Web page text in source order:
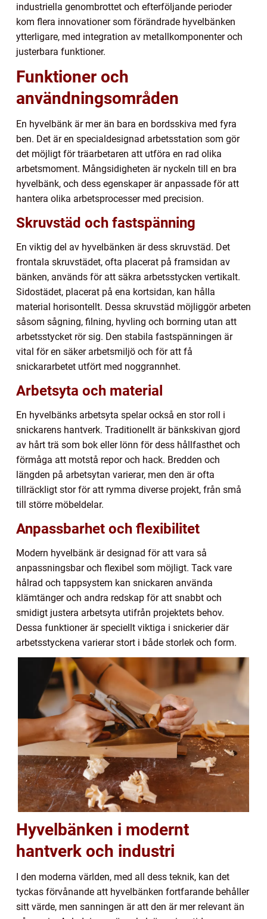
industriella genombrottet och efterföljande perioder
kom flera innovationer som förändrade hyvelbänken
ytterligare, med integration av metallkomponenter och
justerbara funktioner.
Funktioner och
användningsområden
En hyvelbänk är mer än bara en bordsskiva med fyra
ben. Det är en specialdesignad arbetsstation som gör
det möjligt för träarbetaren att utföra en rad olika
arbetsmoment. Mångsidigheten är nyckeln till en bra
hyvelbänk, och dess egenskaper är anpassade för att
hantera olika arbetsprocesser med precision.
Skruvstäd och fastspänning
En viktig del av hyvelbänken är dess skruvstäd. Det
frontala skruvstädet, ofta placerat på framsidan av
bänken, används för att säkra arbetsstycken vertikalt.
Sidostädet, placerat på ena kortsidan, kan hålla
material horisontellt. Dessa skruvstäd möjliggör arbeten
såsom sågning, filning, hyvling och borrning utan att
arbetsstycket rör sig. Den stabila fastspänningen är
vital för en säker arbetsmiljö och för att få
snickararbetet utfört med noggrannhet.
Arbetsyta och material
En hyvelbänks arbetsyta spelar också en stor roll i
snickarens hantverk. Traditionellt är bänkskivan gjord
av hårt trä som bok eller lönn för dess hållfasthet och
förmåga att motstå repor och hack. Bredden och
längden på arbetsytan varierar, men den är ofta
tillräckligt stor för att rymma diverse projekt, från små
till större möbeldelar.
Anpassbarhet och flexibilitet
Modern hyvelbänk är designad för att vara så
anpassningsbar och flexibel som möjligt. Tack vare
hålrad och tappsystem kan snickaren använda
klämtänger och andra redskap för att snabbt och
smidigt justera arbetsyta utifrån projektets behov.
Dessa funktioner är speciellt viktiga i snickerier där
arbetsstyckena varierar stort i både storlek och form.
Hyvelbänken i modernt
hantverk och industri
I den moderna världen, med all dess teknik, kan det
tyckas förvånande att hyvelbänken fortfarande behåller
sitt värde, men sanningen är att den är mer relevant än